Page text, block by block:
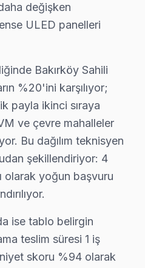
kablo kanalı ile estetik
ve yayın ayarları
oyun konsolu ve harici cihaz
programlama
açılışından itibaren en iyi
Önleyici Bakım – Arıza
büyük kısmı ihmal edilen
ve soğutma verimliliği artırımı
yoğunluğu kontrolü —
komponent incelemesi
durumu değerlendirmesi —
ve bakım raporu
değişken
ULED panelleri
Bakırköy Sahili
%20'ini karşılıyor;
payla ikinci sıraya
ve çevre mahalleler
Bu dağılım teknisyen
şekillendiriyor: 4
olarak yoğun başvuru
ise tablo belirgin
teslim süresi 1 iş
skoru %94 olarak